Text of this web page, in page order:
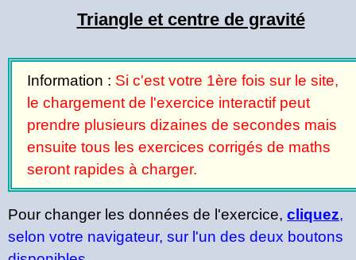
Triangle et centre de gravité
Information : Si c'est votre 1ère fois sur le site,
le chargement de l'exercice interactif peut
prendre plusieurs dizaines de secondes mais
ensuite tous les exercices corrigés de maths
seront rapides à charger.
Pour changer les données de l'exercice, cliquez,
selon votre navigateur, sur l'un des deux boutons